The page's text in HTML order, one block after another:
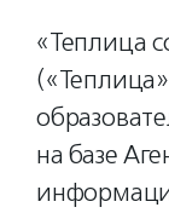
«Теплица
на базе